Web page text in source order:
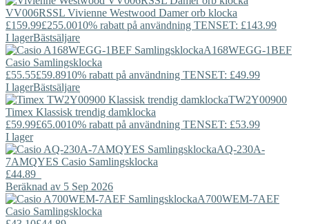
VV006RSSL Vivienne Westwood Damer orb klocka
£159.99£255.0010% rabatt på användning TENSET: £143.99
I lagerBästsäljare
A168WEGG-1BEF
Casio Samlingsklocka
£55.55£59.8910% rabatt på användning TENSET: £49.99
I lagerBästsäljare
TW2Y00900
Timex Klassisk trendig damklocka
£59.99£65.0010% rabatt på användning TENSET: £53.99
I lager
AQ-230A-
7AMQYES Casio Samlingsklocka
£44.89
Beräknad av 5 Sep 2026
A700WEM-7AEF
Casio Samlingsklocka